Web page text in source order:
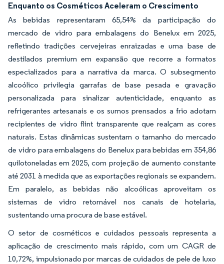
Enquanto os Cosméticos Aceleram o Crescimento
As bebidas representaram 65,54% da participação do
mercado de vidro para embalagens do Benelux em 2025,
refletindo tradições cervejeiras enraizadas e uma base de
destilados premium em expansão que recorre a formatos
especializados para a narrativa da marca. O subsegmento
alcoólico privilegia garrafas de base pesada e gravação
personalizada para sinalizar autenticidade, enquanto as
refrigerantes artesanais e os sumos prensados a frio adotam
recipientes de vidro flint transparente que realçam as cores
naturais. Estas dinâmicas sustentam o tamanho do mercado
de vidro para embalagens do Benelux para bebidas em 354,86
quilotoneladas em 2025, com projeção de aumento constante
até 2031 à medida que as exportações regionais se expandem.
Em paralelo, as bebidas não alcoólicas aproveitam os
sistemas de vidro retornável nos canais de hotelaria,
sustentando uma procura de base estável.
O setor de cosméticos e cuidados pessoais representa a
aplicação de crescimento mais rápido, com um CAGR de
10,72%, impulsionado por marcas de cuidados de pele de luxo